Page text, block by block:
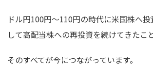
ドル円100円～110円の時代に米国株へ
して高配当株への再投資を続けてきたこと
そのすべてが今につながっています。